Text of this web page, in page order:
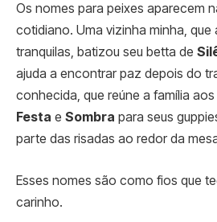
Os nomes para peixes aparecem
cotidiano. Uma vizinha minha, que
tranquilas, batizou seu betta de
ajuda a encontrar paz depois do
conhecida, que reúne a família
Festa e Sombra para seus
parte das risadas ao redor da
Esses nomes são como fios que
carinho.